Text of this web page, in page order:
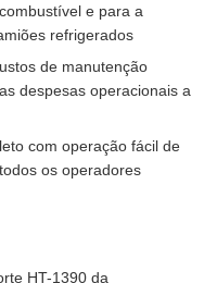
e para a
refrigerados
de manutenção
despesas operacionais a
com operação fácil de
os operadores
HT-1390 da